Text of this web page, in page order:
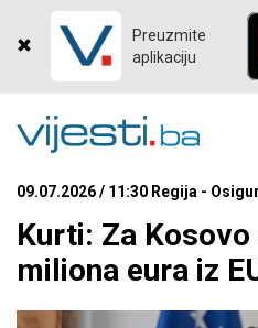
Preuzmite
aplikaciju
09.07.2026 / 11:30 Regija -
Kurti: Za
miliona eura iz